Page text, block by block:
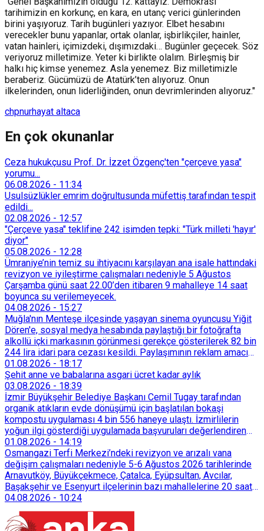
tarihimizin en korkunç, en kara, en utanç verici günlerinden
birini yaşıyoruz. Tarih bugünleri yazıyor. Elbet hesabını
verecekler bunu yapanlar, ortak olanlar, işbirlikçiler, hainler,
vatan hainleri, içimizdeki, dışımızdaki… Bugünler geçecek. Söz
veriyoruz milletimize. Yeter ki birlikte olalım. Birleşmiş bir
halkı hiç kimse yenemez. Asla yenemez. Biz milletimizle
beraberiz. Gücümüzü de Atatürk’ten alıyoruz. Onun
ilkelerinden, onun liderliğinden, onun devrimlerinden alıyoruz."
chpnurhayat altaca
En çok okunanlar
Ceza hukukçusu Prof. Dr. İzzet Özgenç'ten "çerçeve yasa"
yorumu...
06.08.2026 - 11:34
Usulsüzlükler emrim doğrultusunda müfettiş tarafından tespit
edildi...
02.08.2026 - 12:57
"Çerçeve yasa" teklifine 242 isimden tepki: "Türk milleti 'hayır'
diyor"
05.08.2026 - 12:28
Ümraniye’nin temiz su ihtiyacını karşılayan ana isale hattındaki
revizyon ve iyileştirme çalışmaları nedeniyle 5 Ağustos
Çarşamba günü saat 22.00’den itibaren 9 mahalleye 14 saat
boyunca su verilemeyecek.
04.08.2026 - 15:27
Muğla'nın Menteşe ilçesinde yaşayan sinema oyuncusu Yiğit
Dören'e, sosyal medya hesabında paylaştığı bir fotoğrafta
alkollü içki markasının görünmesi gerekçe gösterilerek 82 bin
244 lira idari para cezası kesildi. Paylaşımının reklam amacı
taşımadığını savunan Dören, cezanın iptali için yargıya
başvurdu.
01.08.2026 - 18:17
Şehit anne ve babalarına asgari ücret kadar aylık
03.08.2026 - 18:39
İzmir Büyükşehir Belediye Başkanı Cemil Tugay tarafından
organik atıkların evde dönüşümü için başlatılan bokaşi
kompostu uygulaması 4 bin 556 haneye ulaştı. İzmirlilerin
yoğun ilgi gösterdiği uygulamada başvuruları değerlendiren
Tarımsal Hizmetler Dairesi Başkanlığı, farklı ilçelerde toplam
128 bokaşi kompost eğitimi düzenleyerek İzmirlileri
sürdürülebilir atık yönetimi sistemine dahil etti.
01.08.2026 - 14:19
Osmangazi Terfi Merkezi’ndeki revizyon ve arızalı vana
değişim çalışmaları nedeniyle 5-6 Ağustos 2026 tarihlerinde
Arnavutköy, Büyükçekmece, Çatalca, Eyüpsultan, Avcılar,
Başakşehir ve Esenyurt ilçelerinin bazı mahallelerine 20 saat
süreyle su verilemeyecek.
04.08.2026 - 10:24